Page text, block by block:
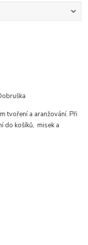
tvoření a aranžování. Při
do košíků, misek a